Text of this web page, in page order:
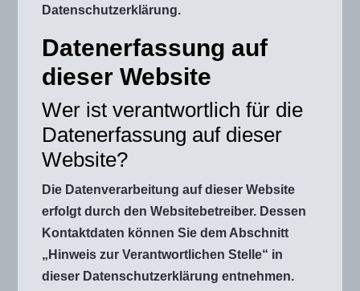
Datenschutzerklärung.
Datenerfassung auf
dieser Website
Wer ist verantwortlich für die
Datenerfassung auf dieser
Website?
Die Datenverarbeitung auf dieser Website
erfolgt durch den Websitebetreiber. Dessen
Kontaktdaten können Sie dem Abschnitt
„Hinweis zur Verantwortlichen Stelle“ in
dieser Datenschutzerklärung entnehmen.